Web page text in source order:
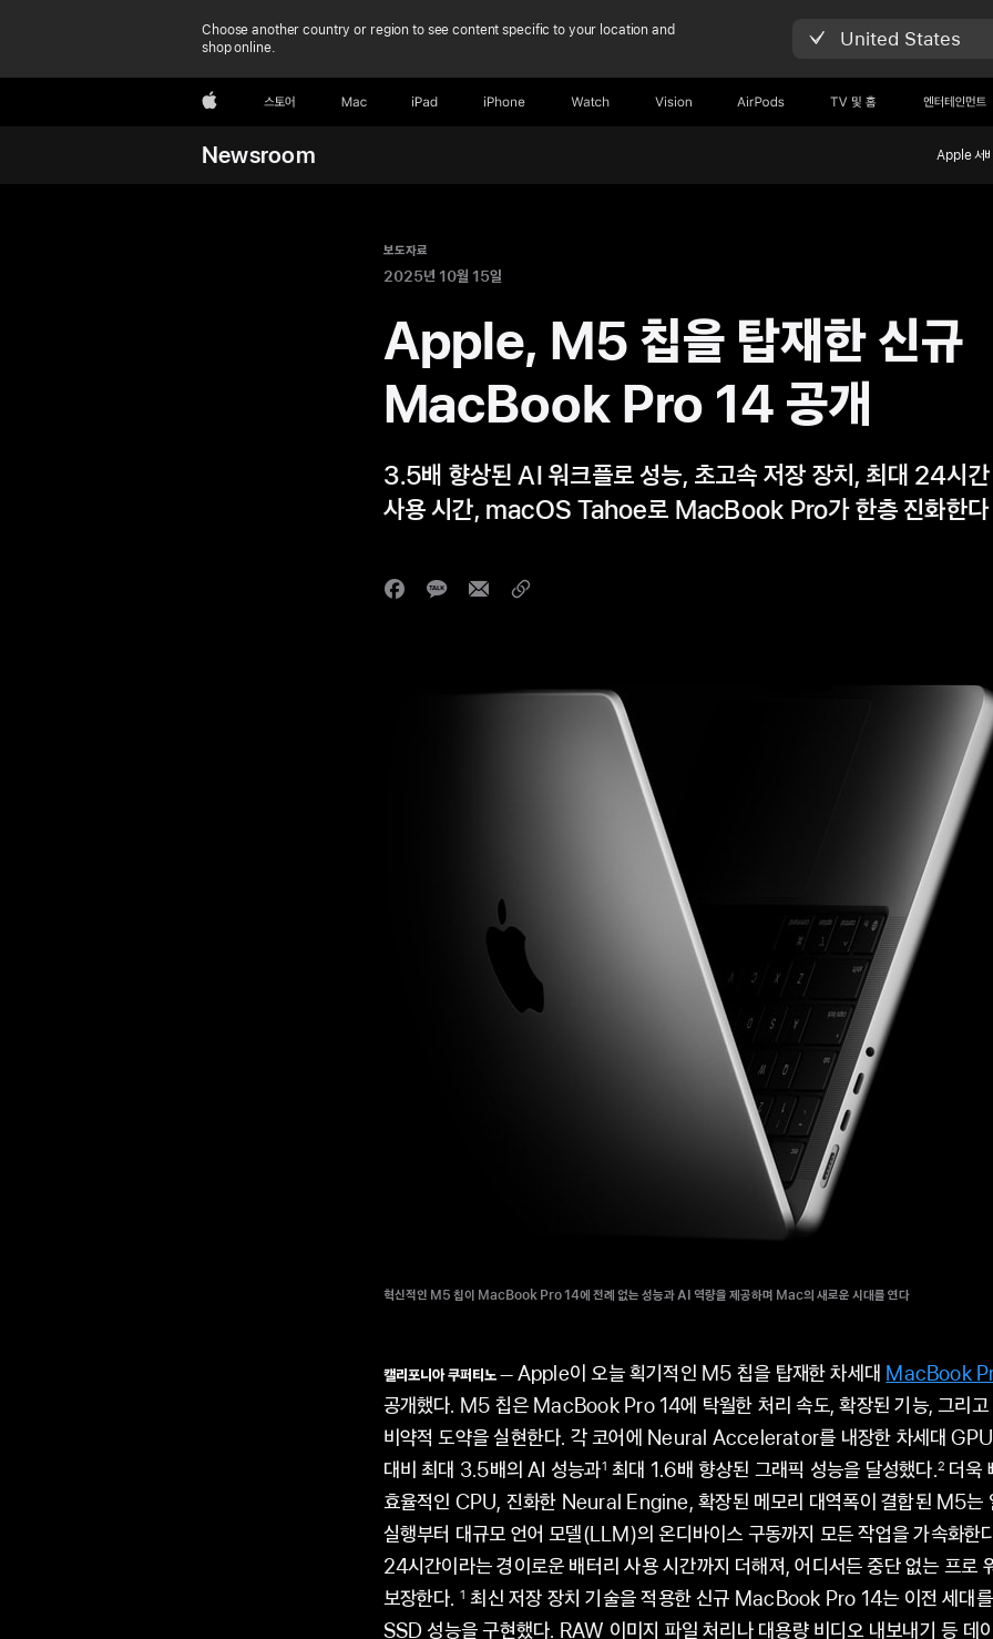
Choose another country or region to see content specific to your location and
shop online.
United States
Apple스토어 Mac iPad iPhone Watch Vision AirPods TV 및 홈 엔터테인먼트
Newsroom Apple 서
보도자료
2025년 10월 15일
Apple, M5 칩을 탑재한 신규
MacBook Pro 14 공개
3.5배 향상된 AI 워크플로 성능, 초고속 저장 장치, 최대 24시
사용 시간, macOS Tahoe로 MacBook Pro가 한층 진화한다
혁신적인 M5 칩이 MacBook Pro 14에 전례 없는 성능과 AI 역량을 제공하며 Mac의 새로운 시대를 연다
캘리포니아 쿠퍼티노 Apple이 오늘 획기적인 M5 칩을 탑재한 차세대 MacBook
공개했다. M5 칩은 MacBook Pro 14에 탁월한 처리 속도, 확장된 기능, 그리
비약적 도약을 실현한다. 각 코어에 Neural Accelerator를 내장한 차세대
대비 최대 3.5배의 AI 성능과1 최대 1.6배 향상된 그래픽 성능을 달성했다.2 더욱
효율적인 CPU, 진화한 Neural Engine, 확장된 메모리 대역폭이 결합된 M5는
실행부터 대규모 언어 모델(LLM)의 온디바이스 구동까지 모든 작업을 가속화한
24시간이라는 경이로운 배터리 사용 시간까지 더해져, 어디서든 중단 없는 프로
보장한다. 1 최신 저장 장치 기술을 적용한 신규 MacBook Pro 14는 이전 세대
SSD 성능을 구현했다. RAW 이미지 파일 처리나 대용량 비디오 내보내기 등 데